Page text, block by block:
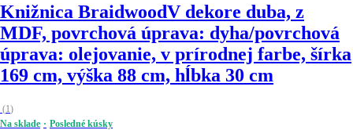
Knižnica BraidwoodV dekore duba, z
MDF, povrchová úprava: dyha/povrchová
úprava: olejovanie, v prírodnej farbe, šírka
169 cm, výška 88 cm, hĺbka 30 cm
(1)
Na sklade
Posledné kúsky